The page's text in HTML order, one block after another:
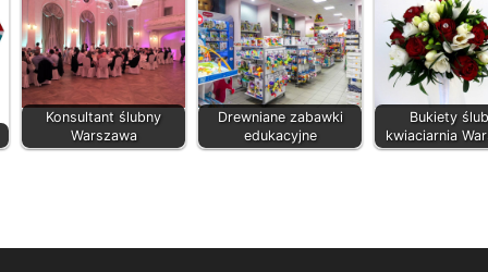
Konsultant ślubny
Warszawa
Drewniane zabawki
edukacyjne
Bukiety
kwiaciarnia